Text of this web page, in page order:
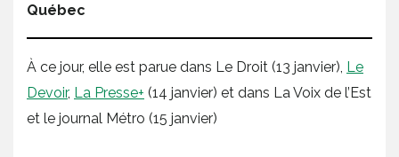
Québec
À ce jour, elle est parue dans Le Droit (13 janvier), Le
Devoir, La Presse+ (14 janvier) et dans La Voix de l’Est
et le journal Métro (15 janvier)